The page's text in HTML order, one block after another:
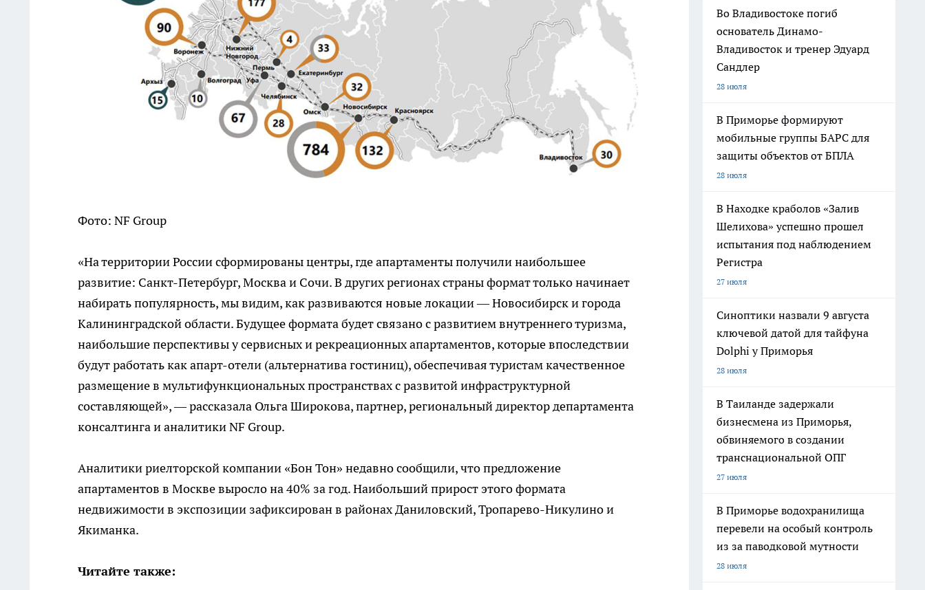
Фото: NF Group
«На территории России сформированы центры, где апартаменты получили наибольшее
развитие: Санкт-Петербург, Москва и Сочи. В других регионах страны формат только начинает
набирать популярность, мы видим, как развиваются новые локации — Новосибирск и города
Калининградской области. Будущее формата будет связано с развитием внутреннего туризма,
наибольшие перспективы у сервисных и рекреационных апартаментов, которые впоследствии
будут работать как апарт-отели (альтернатива гостиниц), обеспечивая туристам качественное
размещение в мультифункциональных пространствах с развитой инфраструктурной
составляющей», — рассказала Ольга Широкова, партнер, региональный директор департамента
консалтинга и аналитики NF Group.
Аналитики риелторской компании «Бон Тон» недавно сообщили, что предложение
апартаментов в Москве выросло на 40% за год. Наибольший прирост этого формата
недвижимости в экспозиции зафиксирован в районах Даниловский, Тропарево-Никулино и
Якиманка.
Читайте также:
Во Владивостоке погиб
основатель Динамо-
Владивосток и тренер Эдуард
Сандлер
28 июля
В Приморье формируют
мобильные группы БАРС для
защиты объектов от БПЛА
28 июля
В Находке краболов «Залив
Шелихова» успешно прошел
испытания под наблюдением
Регистра
27 июля
Синоптики назвали 9 августа
ключевой датой для тайфуна
Dolphi у Приморья
28 июля
В Таиланде задержали
бизнесмена из Приморья,
обвиняемого в создании
транснациональной ОПГ
27 июля
В Приморье водохранилища
перевели на особый контроль
из за паводковой мутности
28 июля